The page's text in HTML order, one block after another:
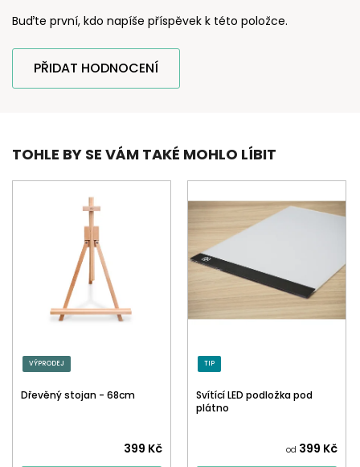
Buďte první, kdo napíše příspěvek k této položce.
PŘIDAT HODNOCENÍ
TOHLE BY SE VÁM TAKÉ MOHLO LÍBIT
VÝPRODEJ
Dřevěný stojan - 68cm
399 Kč
TIP
Svítící LED podložka pod
plátno
od 399 Kč